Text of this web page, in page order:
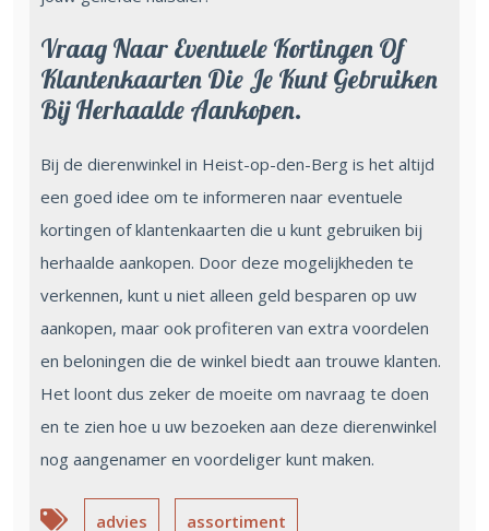
Vraag Naar Eventuele Kortingen Of
Klantenkaarten Die Je Kunt Gebruiken
Bij Herhaalde Aankopen.
Bij de dierenwinkel in Heist-op-den-Berg is het altijd
een goed idee om te informeren naar eventuele
kortingen of klantenkaarten die u kunt gebruiken bij
herhaalde aankopen. Door deze mogelijkheden te
verkennen, kunt u niet alleen geld besparen op uw
aankopen, maar ook profiteren van extra voordelen
en beloningen die de winkel biedt aan trouwe klanten.
Het loont dus zeker de moeite om navraag te doen
en te zien hoe u uw bezoeken aan deze dierenwinkel
nog aangenamer en voordeliger kunt maken.
advies assortiment